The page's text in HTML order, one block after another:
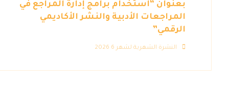
بعنوان “استخدام برامج إدارة المراجع في
المراجعات الأدبية والنشر الأكاديمي
الرقمي”
النشرة الشهرية لشهر 6 2026